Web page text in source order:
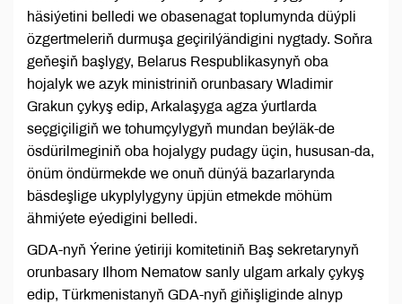
häsiýetini belledi we obasenagat toplumynda düýpli
özgertmeleriň durmuşa geçirilýändigini nygtady. Soňra
geňeşiň başlygy, Belarus Respublikasynyň oba
hojalyk we azyk ministriniň orunbasary Wladimir
Grakun çykyş edip, Arkalaşyga agza ýurtlarda
seçgiçiligiň we tohumçylygyň mundan beýläk-de
ösdürilmeginiň oba hojalygy pudagy üçin, hususan-da,
önüm öndürmekde we onuň dünýä bazarlarynda
bäsdeşlige ukyplylygyny üpjün etmekde möhüm
ähmiýete eýedigini belledi.
GDA-nyň Ýerine ýetiriji komitetiniň Baş sekretarynyň
orunbasary Ilhom Nematow sanly ulgam arkaly çykyş
edip, Türkmenistanyň GDA-nyň giňişliginde alnyp